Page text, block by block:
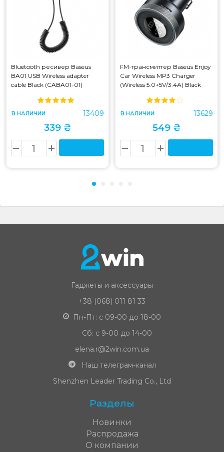
Bluetooth ресивер Baseus
BA01 USB Wireless adapter
cable Black (CABA01-01)
В НАЛИЧИИ 13409
339 ₴
FM-трансмиттер Baseus Enjoy
Car Wireless MP3 Charger
(Wireless 5.0+5V/3.4A) Black
В НАЛИЧИИ 13629
549 ₴
Гаджеты и аксессуары
+38 (068) 011 81 33
Пн-Пт: с 09-00 до 18-00
Сб: с 9-00 до 14-00
elena.r@2win.com.ua
Наш телеграм-канал
Shenzhen Leader Trading Co., Ltd
Разделы
Новинки
Распродажа
О компании